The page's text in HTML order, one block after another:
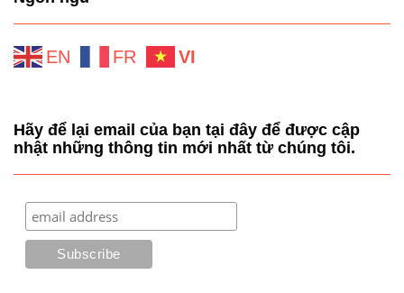
EN FR VI
Hãy để lại email của bạn tại đây để được cập
nhật những thông tin mới nhất từ chúng tôi.